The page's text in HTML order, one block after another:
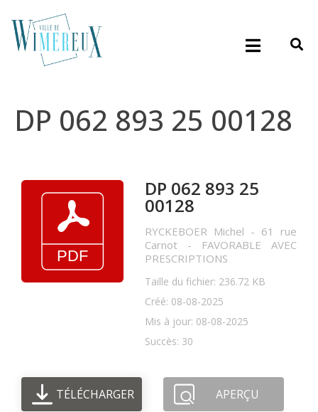
DP 062 893 25 00128
DP 062 893 25
00128
RYCKEBOER Michel - 61 rue
Carnot - FAVORABLE AVEC
PRESCRIPTIONS
Taille du fichier: 236.72 KB
Créé: 08-08-2025
Mis à jour: 08-08-2025
Succès: 30
TÉLÉCHARGER APERÇU